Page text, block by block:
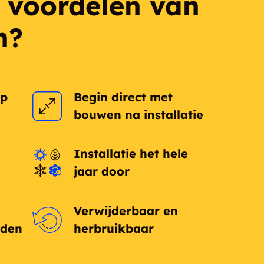
Begin direct met
bouwen na installatie
Installatie het hele
jaar door
Verwijderbaar en
herbruikbaar